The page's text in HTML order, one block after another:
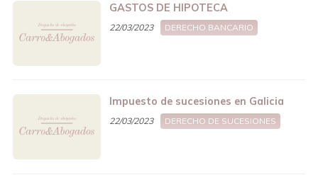
GASTOS DE HIPOTECA
22/03/2023 DERECHO BANCARIO
Impuesto de sucesiones en Galicia
22/03/2023 DERECHO DE SUCESIONES